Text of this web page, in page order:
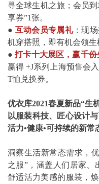
寻全球生机之旅；会员
享券”1张。
● 互动会员专属礼：现
机穿搭照，即有机会领生
●打卡十大展区，赢千份
赢得 +J系列上海预售会
T恤兑换券。
优衣库2021春夏新品“生
以服装科技、匠心设计
活力•健康•可持续的新常
洞察生活新常态需求，
之服”，涵盖人们居家、
舒适活力美感的服装，